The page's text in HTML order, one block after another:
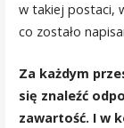
w takiej postaci,
co zostało
Za każdym
się znaleźć
zawartość. I w